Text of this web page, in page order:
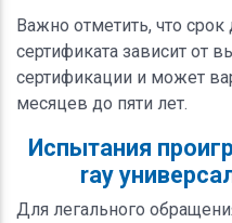
Важно отметить, что
сертификата зависит от
сертификации и может
месяцев до пяти лет.
Испытания
ray
Для легального